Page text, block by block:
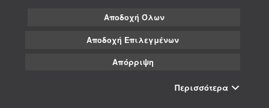
Αποδοχή Όλων
Αποδοχή Επιλεγμένων
Απόρριψη
Περισσότερα